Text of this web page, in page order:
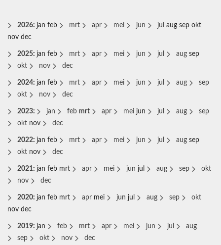
2026: jan feb mrt apr mei jun jul aug sep okt
nov dec
2025: jan feb mrt apr mei jun jul aug sep
okt
nov dec
2024: jan feb mrt apr mei jun jul aug
sep
okt
nov dec
2023: jan feb mrt apr mei jun jul aug
sep
okt nov dec
2022: jan feb mrt apr mei jun jul aug sep
okt nov dec
2021: jan feb mrt apr mei jun jul aug sep
okt
nov
dec
2020: jan feb mrt apr mei jun jul aug sep
okt
nov dec
2019: jan feb mrt apr mei jun jul
aug
sep
okt nov dec